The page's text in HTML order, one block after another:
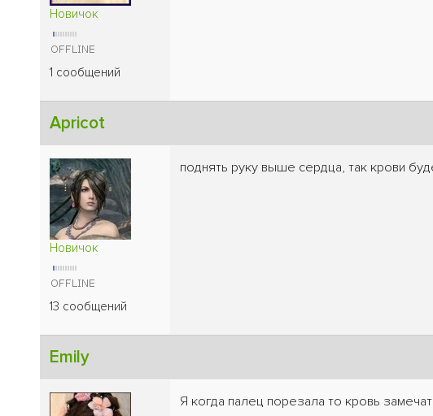
Новичок
1 сообщений
Apricot
Новичок
13 сообщений
поднять руку выше сердца, так крови
Emily
Я когда палец порезала то кровь